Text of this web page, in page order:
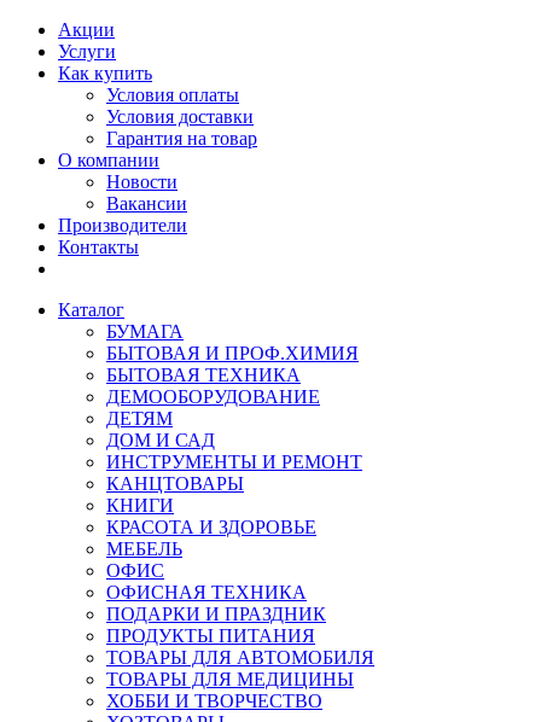
Акции
Услуги
Как купить
Условия оплаты
Условия доставки
Гарантия на товар
О компании
Новости
Вакансии
Производители
Контакты
Каталог
БУМАГА
БЫТОВАЯ И ПРОФ.ХИМИЯ
БЫТОВАЯ ТЕХНИКА
ДЕМООБОРУДОВАНИЕ
ДЕТЯМ
ДОМ И САД
ИНСТРУМЕНТЫ И РЕМОНТ
КАНЦТОВАРЫ
КНИГИ
КРАСОТА И ЗДОРОВЬЕ
МЕБЕЛЬ
ОФИС
ОФИСНАЯ ТЕХНИКА
ПОДАРКИ И ПРАЗДНИК
ПРОДУКТЫ ПИТАНИЯ
ТОВАРЫ ДЛЯ АВТОМОБИЛЯ
ТОВАРЫ ДЛЯ МЕДИЦИНЫ
ХОББИ И ТВОРЧЕСТВО